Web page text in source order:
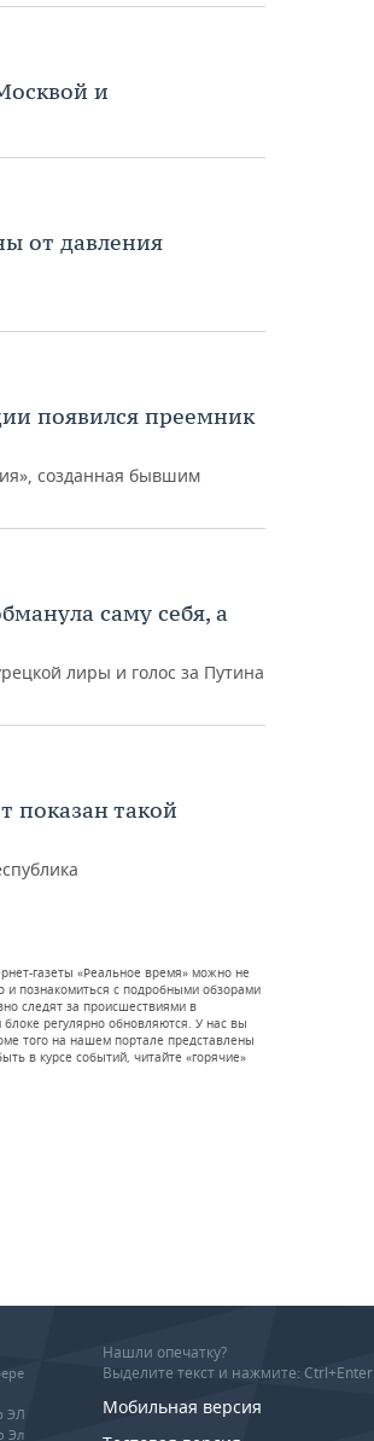
и
от давления
появился преемник
созданная бывшим
саму себя, а
лиры и голос за Путина
показан такой
газеты «Реальное время» можно не
и познакомиться с подробными обзорами
следят за происшествиями в
регулярно обновляются. У нас вы
того на нашем портале представлены
в курсе событий, читайте «горячие»
ЭЛ
Эл
Нашли опечатку?
Выделите текст и нажмите: Ctrl+Enter
Мобильная версия